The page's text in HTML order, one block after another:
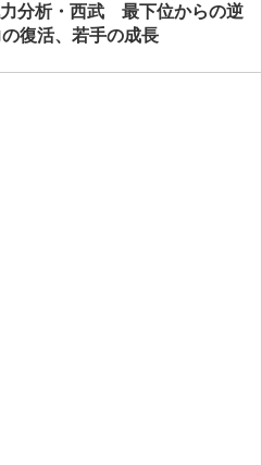
分析・西武 最下位からの逆
復活、若手の成長